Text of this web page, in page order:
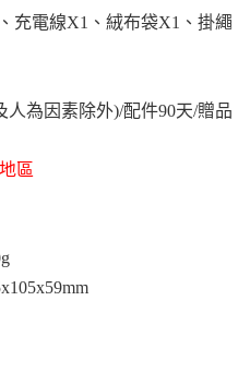
充電線X1、絨布袋X1、掛繩
人為因素除外)/配件90天/贈品
區